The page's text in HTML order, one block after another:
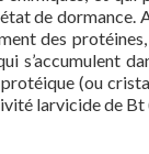
de dormance.
des
s’accumulent
(ou
larvicide de Bt